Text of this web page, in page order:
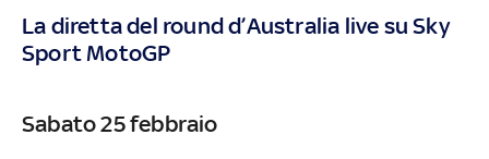
La diretta del round d’Australia live su Sky
Sport MotoGP
Sabato 25 febbraio